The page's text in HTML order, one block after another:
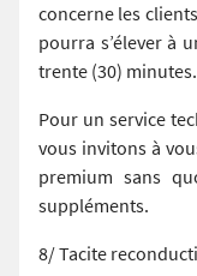
concerne les
pourra s’élever à
trente (30) minutes.
Pour un service
vous invitons à
premium sans
suppléments.
8/ Tacite